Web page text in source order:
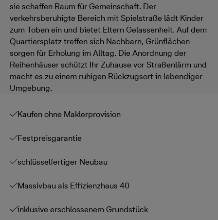
sie schaffen Raum für Gemeinschaft. Der
verkehrsberuhigte Bereich mit Spielstraße lädt Kinder
zum Toben ein und bietet Eltern Gelassenheit. Auf dem
Quartiersplatz treffen sich Nachbarn, Grünflächen
sorgen für Erholung im Alltag. Die Anordnung der
Reihenhäuser schützt Ihr Zuhause vor Straßenlärm und
macht es zu einem ruhigen Rückzugsort in lebendiger
Umgebung.
Kaufen ohne Maklerprovision
Festpreisgarantie
schlüsselfertiger Neubau
Massivbau als Effizienzhaus 40
inklusive erschlossenem Grundstück